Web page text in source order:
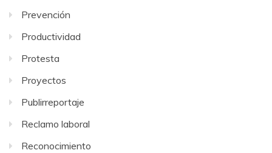
Prevención
Productividad
Protesta
Proyectos
Publirreportaje
Reclamo laboral
Reconocimiento